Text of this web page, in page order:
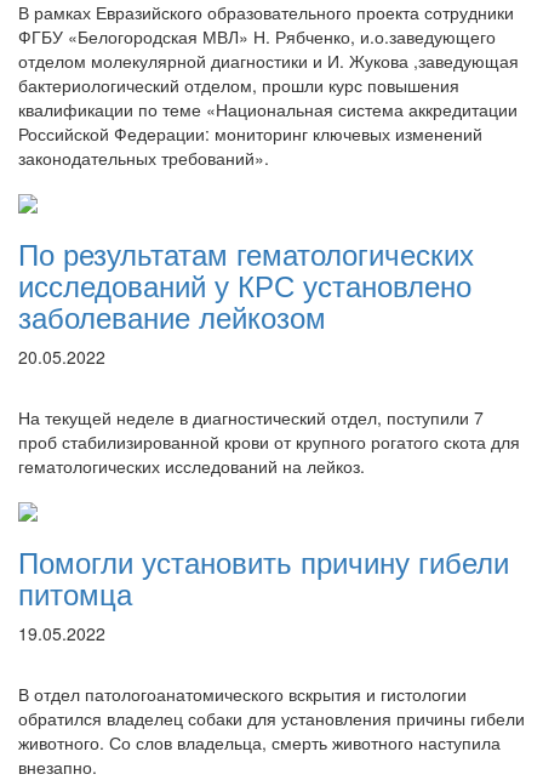
В рамках Евразийского образовательного проекта сотрудники
ФГБУ «Белогородская МВЛ» Н. Рябченко, и.о.заведующего
отделом молекулярной диагностики и И. Жукова ,заведующая
бактериологический отделом, прошли курс повышения
квалификации по теме «Национальная система аккредитации
Российской Федерации: мониторинг ключевых изменений
законодательных требований».
По результатам гематологических
исследований у КРС установлено
заболевание лейкозом
20.05.2022
На текущей неделе в диагностический отдел, поступили 7
проб стабилизированной крови от крупного рогатого скота для
гематологических исследований на лейкоз.
Помогли установить причину гибели
питомца
19.05.2022
В отдел патологоанатомического вскрытия и гистологии
обратился владелец собаки для установления причины гибели
животного. Со слов владельца, смерть животного наступила
внезапно.